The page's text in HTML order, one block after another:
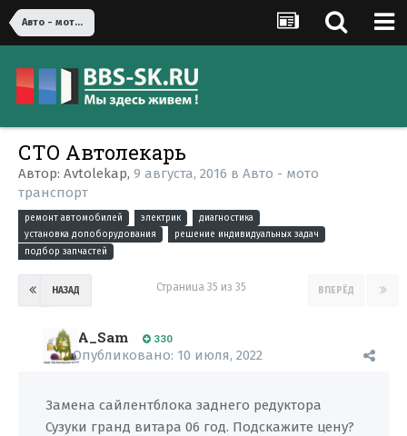
Авто - мото транспорт
СТО Автолекарь
Автор: Avtolekap, 9 августа, 2016 в Авто - мото
транспорт
ремонт автомобилей электрик
диагностика
установка допоборудования
решение индивидуальных задач
подбор запчастей
НАЗАД ВПЕРЁД
Страница 35 из 35
A_Sam 330
Опубликовано: 10 июля, 2022
Замена сайлентблока заднего редуктора
Сузуки гранд витара 06 год. Подскажите цену?